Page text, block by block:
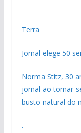
Terra
Jornal elege 50
Norma Stitz, 30
jornal ao tornar-
busto natural do
.